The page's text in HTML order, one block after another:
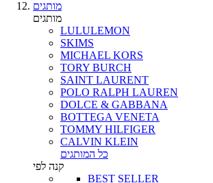
מותגים
מותגים
LULULEMON
SKIMS
MICHAEL KORS
TORY BURCH
SAINT LAURENT
POLO RALPH LAUREN
DOLCE & GABBANA
BOTTEGA VENETA
TOMMY HILFIGER
CALVIN KLEIN
כל המותגים
קנה לפי
BEST SELLER